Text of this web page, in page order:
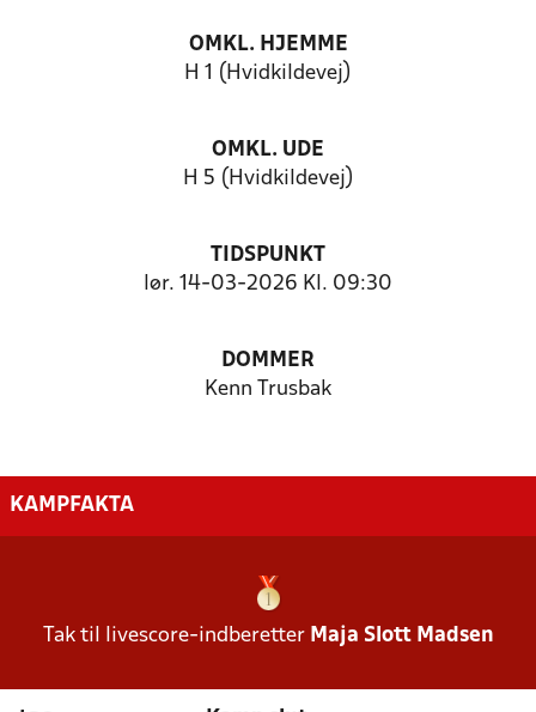
OMKL. HJEMME
H 1 (Hvidkildevej)
OMKL. UDE
H 5 (Hvidkildevej)
TIDSPUNKT
lør. 14-03-2026 Kl. 09:30
DOMMER
Kenn Trusbak
KAMPFAKTA
Tak til livescore-indberetter Maja Slott Madsen